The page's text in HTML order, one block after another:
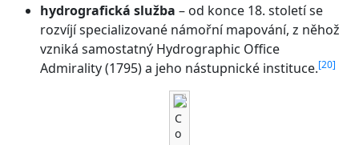
hydrografická služba – od konce 18. století se
rozvíjí specializované námořní mapování, z něhož
vzniká samostatný Hydrographic Office
Admirality (1795) a jeho nástupnické instituce.[20]
C
o